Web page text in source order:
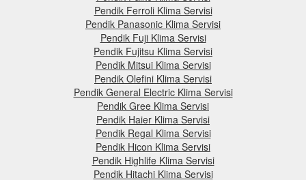
Pendik Ferroli Klima Servisi
Pendik Panasonic Klima Servisi
Pendik Fuji Klima Servisi
Pendik Fujitsu Klima Servisi
Pendik Mitsui Klima Servisi
Pendik Olefini Klima Servisi
Pendik General Electric Klima Servisi
Pendik Gree Klima Servisi
Pendik Haier Klima Servisi
Pendik Regal Klima Servisi
Pendik Hicon Klima Servisi
Pendik Highlife Klima Servisi
Pendik Hitachi Klima Servisi